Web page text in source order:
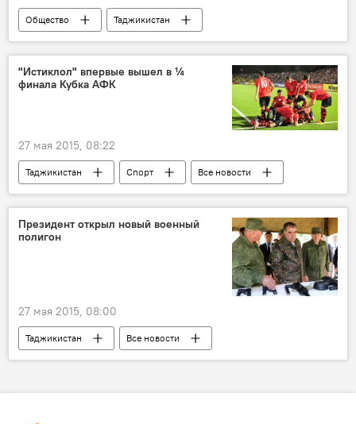
Общество
Таджикистан
Все новости
Раджаб Ахмадзода
МИД Таджикистана
просьба
Новости Худжанда и Согдийской области
"Истиклол" впервые вышел в ¼
финала Кубка АФК
27 мая 2015, 08:22
Таджикистан Спорт
Все новости
Раслан Аль-Кудри
ФК "Истиклол"
футбол
пенальти
Новости Душанбе
Президент открыл новый военный
полигон
27 мая 2015, 08:00
Таджикистан
Все новости
альпинизм
Эмомали Рахмон